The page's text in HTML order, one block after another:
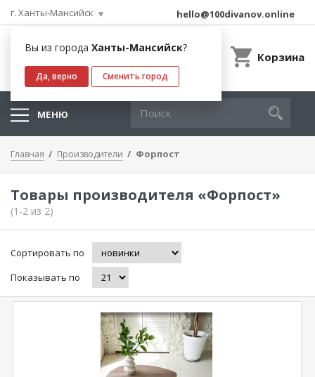
г. Ханты-Мансийск
Вы из города Ханты-Мансийск?
Да, верно Сменить город
hello@100divanov.online
Корзина
МЕНЮ
Главная Производители Форпост
Товары производителя «Форпост»
(1-2 из 2)
Сортировать по
Показывать по